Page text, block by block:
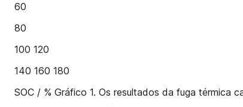
60
80
100 120
140 160 180
SOC / % Gráfico 1. Os resultados da fuga térmica